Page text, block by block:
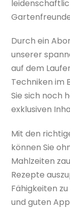
Durch ein
unserer
auf dem
Techniken im
Sie sich noch
exklusiven
Mit den
können Sie
Mahlzeiten
Rezepte
Fähigkeiten
und guten